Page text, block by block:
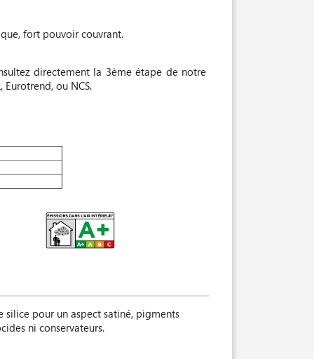
fort pouvoir couvrant.
directement la 3ème étape de notre
ou NCS.
silice pour un aspect satiné, pigments
ni conservateurs.